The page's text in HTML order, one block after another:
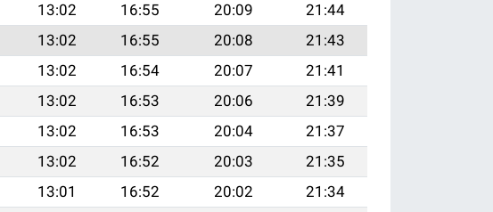
13:02 16:55 20:09
21:44
13:02 16:55 20:08
21:43
13:02 16:54 20:07
21:41
13:02 16:53 20:06
21:39
13:02 16:53 20:04
21:37
13:02 16:52 20:03
21:35
13:01 16:52 20:02
21:34